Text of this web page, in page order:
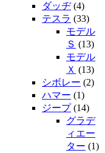
ダッヂ(4)
テスラ (33)
モデル
Ｓ (13)
モデル
Ｘ (13)
シボレー (2)
ハマー (1)
ジープ(14)
グラデ
ィエー
ター (1)